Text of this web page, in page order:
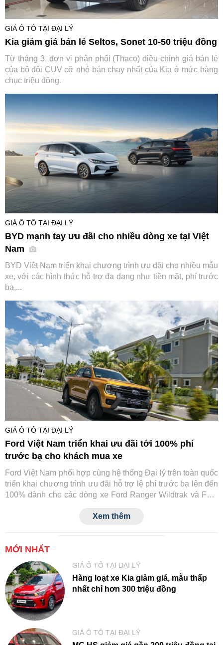
GIÁ Ô TÔ TẠI ĐẠI LÝ
Kia giảm giá bán lẻ Seltos, Sonet 10-50 triệu đồng
Từ tháng 3, đơn vị phân phối (Thaco) điều chỉnh giá bán lẻ
của bộ đôi CUV cỡ nhỏ bán chạy nhất của Kia ở mức hàng
chục triệu đồng.
GIÁ Ô TÔ TẠI ĐẠI LÝ
BYD mạnh tay ưu đãi cho nhiều dòng xe tại Việt
Nam
BYD Việt Nam triển khai chương trình ưu đãi cho nhiều mẫu
xe, với các hình thức hỗ trợ đa dạng như tiền mặt, phí trước
bạ,...
GIÁ Ô TÔ TẠI ĐẠI LÝ
Ford Việt Nam triển khai ưu đãi tới 100% phí
trước bạ cho khách mua xe
Ford Việt Nam phối hợp cùng hệ thống Đại lý trên toàn quốc
triển khai chương trình ưu đãi hỗ trợ lệ phí trước bạ lên đến
100% dành cho các dòng xe Ford Ranger Wildtrak và Ford
Xem thêm
MỚI NHẤT
GIÁ Ô TÔ TẠI ĐẠI LÝ
Hàng loạt xe Kia giảm giá, mẫu thấp
nhất chỉ hơn 300 triệu đồng
GIÁ Ô TÔ TẠI ĐẠI LÝ